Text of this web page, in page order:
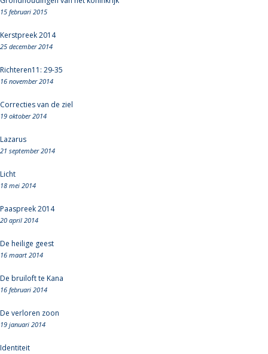
15 februari 2015
Kerstpreek 2014
25 december 2014
Richteren11: 29-35
16 november 2014
Correcties van de ziel
19 oktober 2014
Lazarus
21 september 2014
Licht
18 mei 2014
Paaspreek 2014
20 april 2014
De heilige geest
16 maart 2014
De bruiloft te Kana
16 februari 2014
De verloren zoon
19 januari 2014
Identiteit